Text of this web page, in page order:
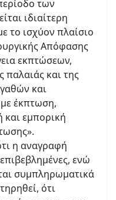
των
ιδιαίτερη
ισχύον πλαίσιο
Απόφασης
εκπτώσεων,
παλαιάς και της
και
έκπτωση,
και εμπορική
η αναγραφή
ενώ
συμπληρωματικά
ότι